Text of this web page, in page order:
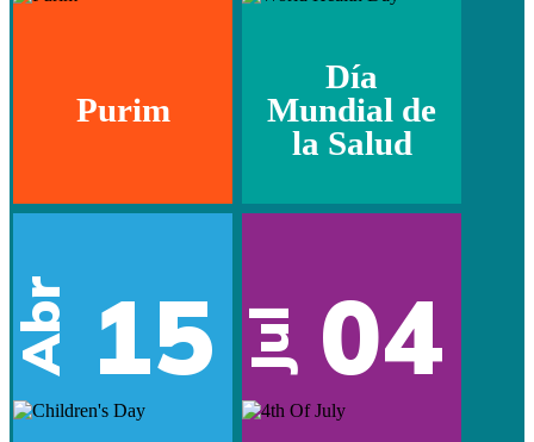
Purim
Día
Mundial de
la Salud
Abr 15 Jul 04